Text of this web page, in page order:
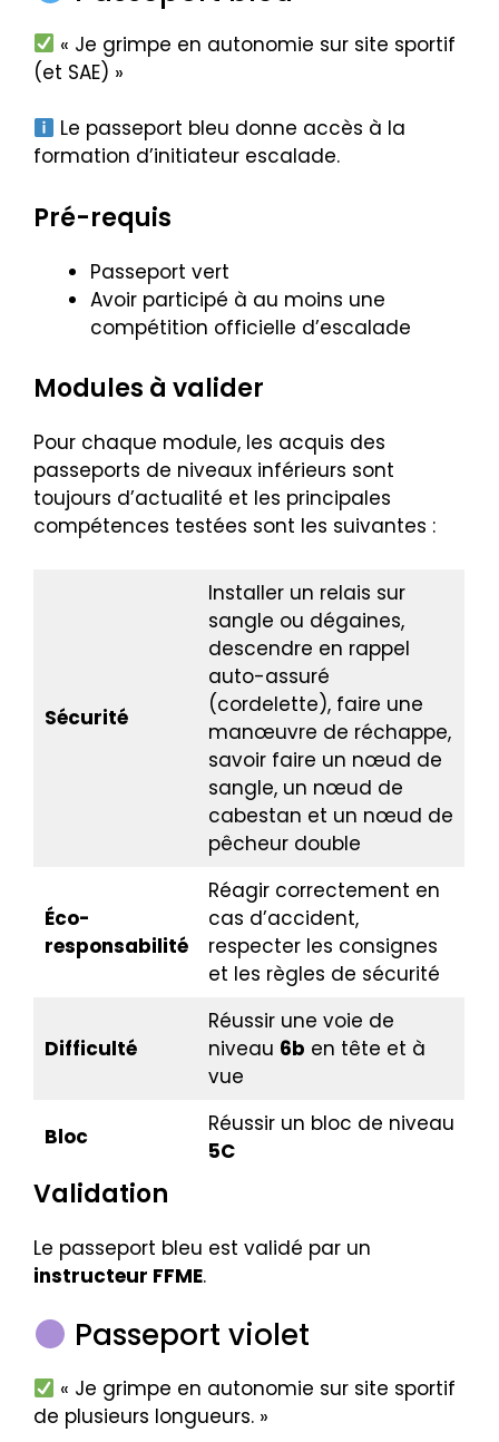
« Je grimpe en autonomie sur site sportif
(et SAE) »
Le passeport bleu donne accès à la
formation d’initiateur escalade.
Pré-requis
Passeport vert
Avoir participé à au moins une
compétition officielle d’escalade
Modules à valider
Pour chaque module, les acquis des
passeports de niveaux inférieurs sont
toujours d’actualité et les principales
compétences testées sont les suivantes :
Sécurité
Installer un relais sur
sangle ou dégaines,
descendre en rappel
auto-assuré
(cordelette), faire une
manœuvre de réchappe,
savoir faire un nœud de
sangle, un nœud de
cabestan et un nœud de
pêcheur double
Éco-
responsabilité
Réagir correctement en
cas d’accident,
respecter les consignes
et les règles de sécurité
Difficulté
Réussir une voie de
niveau 6b en tête et à
vue
Bloc
Réussir un bloc de niveau
5C
Validation
Le passeport bleu est validé par un
instructeur FFME.
Passeport violet
« Je grimpe en autonomie sur site sportif
de plusieurs longueurs. »